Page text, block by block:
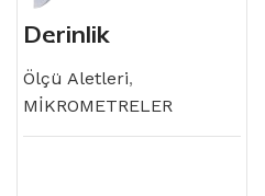
Derinlik
Mikrometresi
Ölçü Aletleri,
MİKROMETRELER